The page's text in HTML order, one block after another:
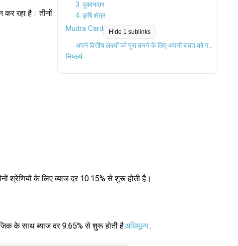
3. दुकानदार
4. कृषि क्षेत्र
Mudra Card Hide 1 sublinks
अपने वित्तीय लक्ष्यों को पूरा करने के लिए अपनी बचत को गति दें
निष्कर्ष
रहा है। तीनों
के लिए ब्याज दर 10.15% से शुरू होती है।
के साथ ब्याज दर 9.65% से शुरू होती हैअधिमूल्य.